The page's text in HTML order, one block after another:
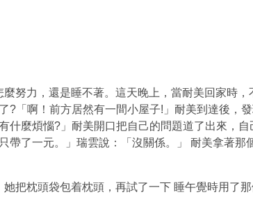
努力，還是睡不著。這天晚上，當耐美回家時，
「啊！前方居然有一間小屋子!」耐美到達後，
麼煩惱?」耐美開口把自己的問題道了出來，
了一元。」瑞雲說：「沒關係。」 耐美拿著那
把枕頭袋包着枕頭，再試了一下 睡午覺時用了